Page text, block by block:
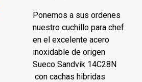
Ponemos a sus ordenes
nuestro cuchillo para chef
en el excelente acero
inoxidable de origen
Sueco Sandvik 14C28N
con cachas hibridas